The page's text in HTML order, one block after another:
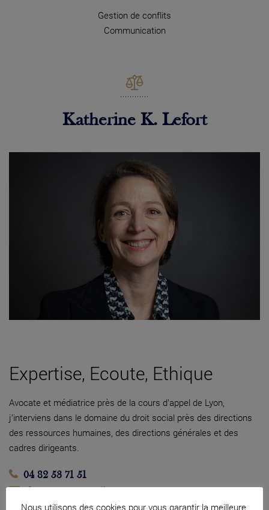
Gestion de conflits
Communication
Katherine K. Lefort
Expertise, Ecoute, Ethique
Avocate et médiatrice près de la cours d’appel de Lyon,
j’interviens dans le domaine du droit social près des directions
des ressources humaines, des directions générales et des
cadres dirigeants.
04 82 53 71 51
Nous utilisons des cookies pour vous garantir la meilleure